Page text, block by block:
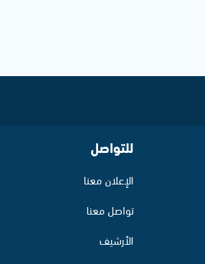
للتواصل
الإعلان معنا
تواصل معنا
الأرشيف